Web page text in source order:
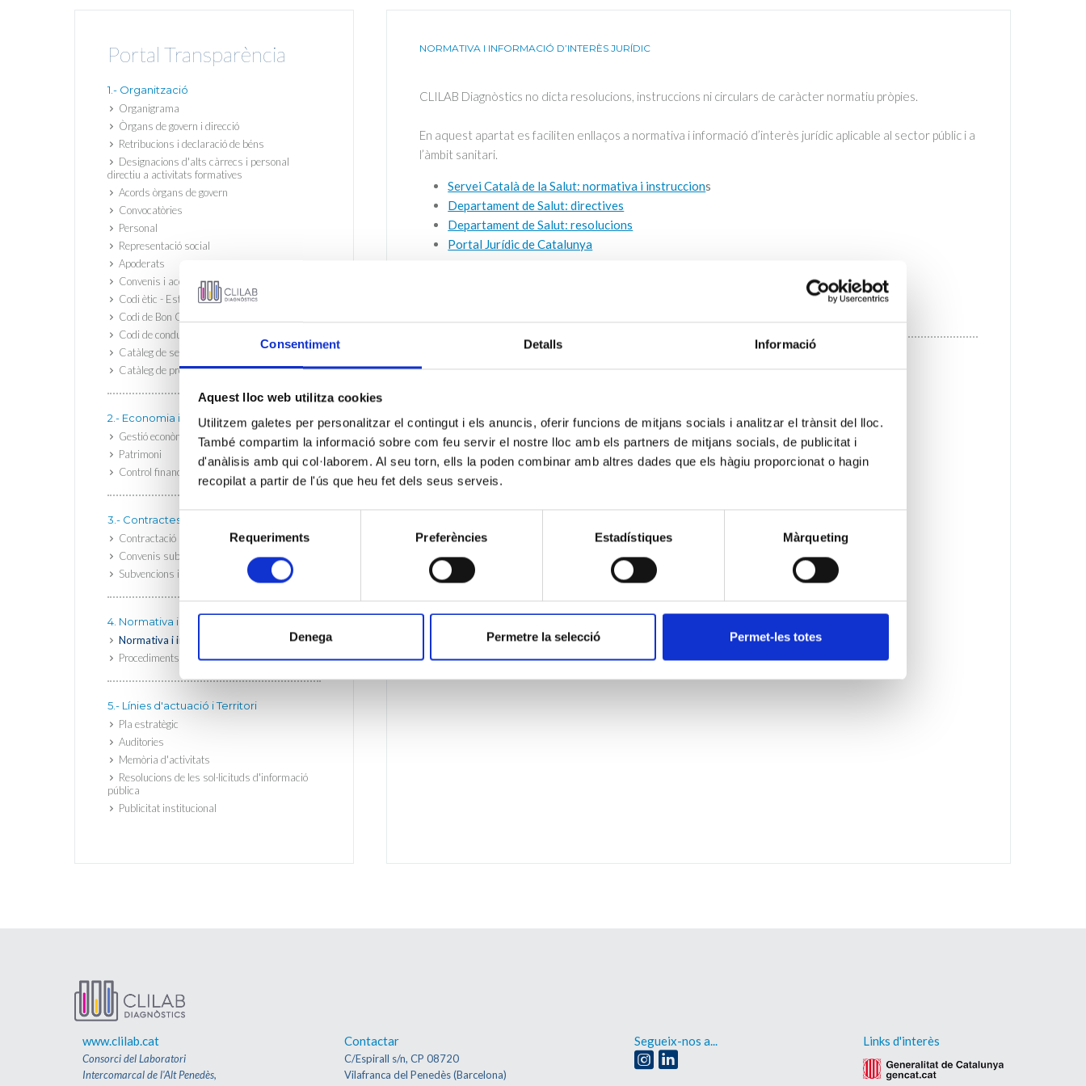
Consentiment Detalls Informació
Aquest lloc web utilitza cookies
Utilitzem galetes per personalitzar el contingut i els anuncis, oferir funcions de mitjans socials i analitzar el trànsit del lloc.
També compartim la informació sobre com feu servir el nostre lloc amb els partners de mitjans socials, de publicitat i
d'anàlisis amb qui col·laborem. Al seu torn, ells la poden combinar amb altres dades que els hàgiu proporcionat o hagin
recopilat a partir de l'ús que heu fet dels seus serveis.
Selecció
consentiment
Requeriments Preferències Estadístiques Màrqueting
Denega Permetre la selecció Permet-les totes
NORMATIVA I INFORMACIÓ D’INTERÈS JURÍDIC
CLILAB Diagnòstics no dicta resolucions, instruccions ni circulars de caràcter normatiu pròpies.
En aquest apartat es faciliten enllaços a normativa i informació d’interès jurídic aplicable al sector públic i a
l’àmbit sanitari.
Servei Català de la Salut: normativa i instruccions
Departament de Salut: directives
Departament de Salut: resolucions
Portal Jurídic de Catalunya
Portal Transparència
1.- Organització
Organigrama
Òrgans de govern i direcció
Retribucions i declaració de béns
Designacions d'alts càrrecs i personal
directiu a activitats formatives
Acords òrgans de govern
Convocatòries
Personal
Representació social
Apoderats
Convenis i acords de naturalesa sindical
Codi ètic - Estatuts
Codi de Bon Govern
Codi de conducta
Catàleg de serveis
Catàleg de procediments
2.- Economia i finances
Gestió econòmica i pressupostària
Patrimoni
Control financer
3.- Contractes, convenis i subvencions
Contractació administrativa
Convenis subscrits
Subvencions i ajuts
4. Normativa i informació d’interès jurídic
Normativa i informació d’interès jurídic
Procediments jurídics
5.- Línies d'actuació i Territori
Pla estratègic
Auditories
Memòria d'activitats
Resolucions de les sol·licituds d'informació
pública
Publicitat institucional
www.clilab.cat
Consorci del Laboratori
Intercomarcal de l'Alt Penedès,
Contactar
C/Espirall s/n, CP 08720
Vilafranca del Penedès (Barcelona)
Segueix-nos a... Links d'interès